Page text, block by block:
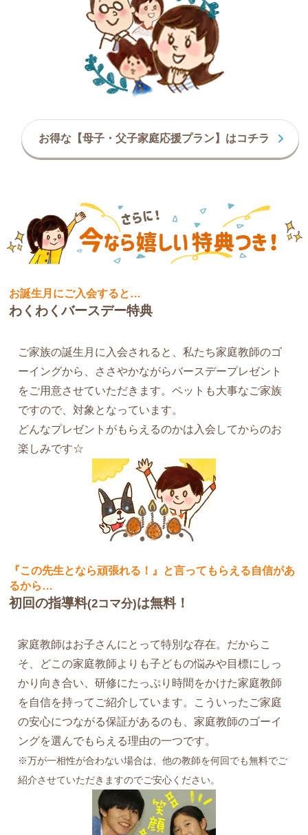
お得な【母子・父子家庭応援プラン】はコチラ
お誕生月にご入会すると…
わくわくバースデー特典
ご家族の誕生月に入会されると、私たち家庭教師のゴ
ーイングから、ささやかながらバースデープレゼント
をご用意させていただきます。ペットも大事なご家族
ですので、対象となっています。
どんなプレゼントがもらえるのかは入会してからのお
楽しみです☆
『この先生となら頑張れる！』と言ってもらえる自信があ
るから…
初回の指導料(2コマ分)は無料！
家庭教師はお子さんにとって特別な存在。だからこ
そ、どこの家庭教師よりも子どもの悩みや目標にしっ
かり向き合い、研修にたっぷり時間をかけた家庭教師
を自信を持ってご紹介しています。こういったご家庭
の安心につながる保証があるのも、家庭教師のゴーイ
ングを選んでもらえる理由の一つです。
※万が一相性が合わない場合は、他の教師を何回でも無料でご
紹介させていただきますのでご安心ください。